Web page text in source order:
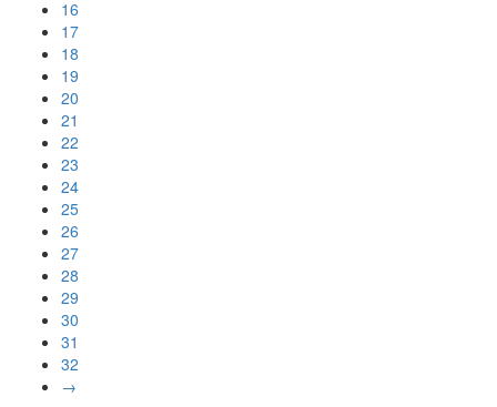
16
17
18
19
20
21
22
23
24
25
26
27
28
29
30
31
32
→